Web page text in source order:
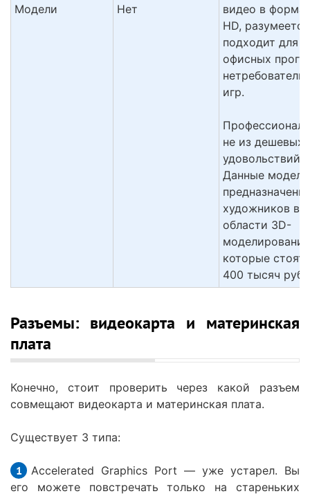
Модели Нет
видео в
HD,
подходит для
офисных
игр.
не из дешевых
удовольствий.
Данные модели
предназначены
художников в
области 3D-
которые стоят
400 тысяч
Разъемы: видеокарта и материнская
плата
Конечно, стоит проверить через какой разъем
совмещают видеокарта и материнская плата.
Существует 3 типа:
Accelerated Graphics Port — уже устарел. Вы
его можете повстречать только на стареньких